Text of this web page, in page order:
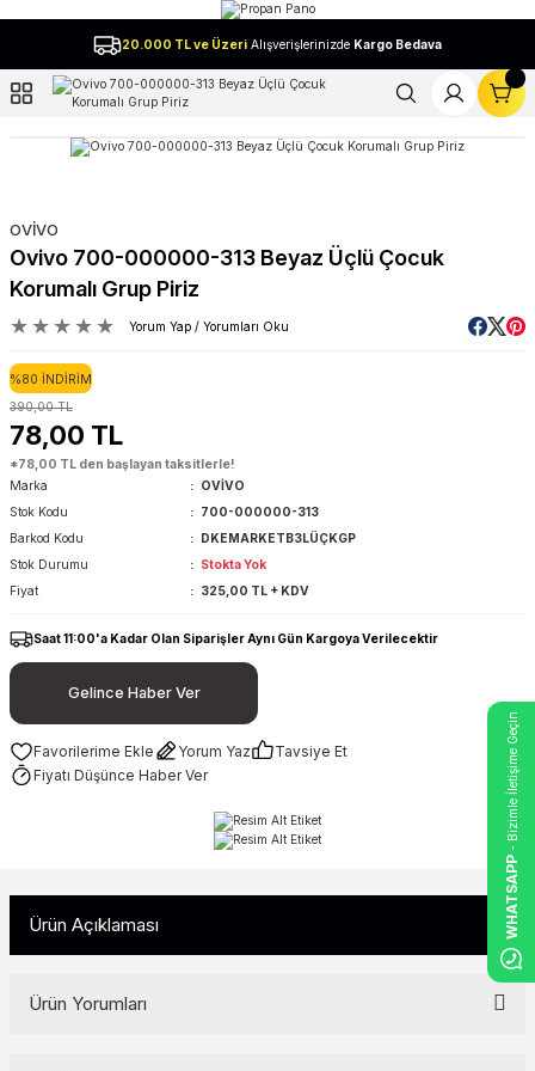
20.000 TL ve Üzeri Alışverişlerinizde Kargo Bedava
OVİVO
Ovivo 700-000000-313 Beyaz Üçlü Çocuk
Korumalı Grup Piriz
Yorum Yap / Yorumları Oku
%80 İNDİRİM
390,00 TL
78,00 TL
*78,00 TL den başlayan taksitlerle!
Marka
OVİVO
Stok Kodu
700-000000-313
Barkod Kodu
DKEMARKETB3LÜÇKGP
Stok Durumu
Stokta Yok
Fiyat
325,00 TL + KDV
Saat 11:00'a Kadar Olan Siparişler Aynı Gün Kargoya Verilecektir
Gelince Haber Ver
Yorum Yaz
Tavsiye Et
Fiyatı Düşünce Haber Ver
Ürün Açıklaması
Ürün Yorumları
WHATSAPP
- Bizimle İletişime Geçin